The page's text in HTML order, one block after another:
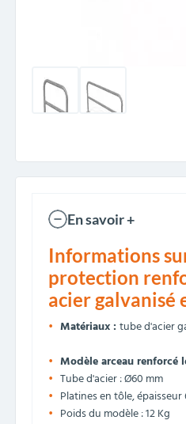
En savoir +
Informations
protection
acier galvanisé
Matériaux : tube d'acier
Modèle arceau renforcé
Tube d'acier : Ø60 mm
Platines en tôle, épaisseur
Poids du modèle : 12 Kg